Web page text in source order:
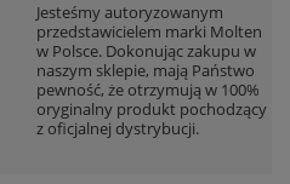
Jesteśmy autoryzowanym
przedstawicielem marki Molten
w Polsce. Dokonując zakupu w
naszym sklepie, mają Państwo
pewność, że otrzymują w 100%
oryginalny produkt pochodzący
z oficjalnej dystrybucji.